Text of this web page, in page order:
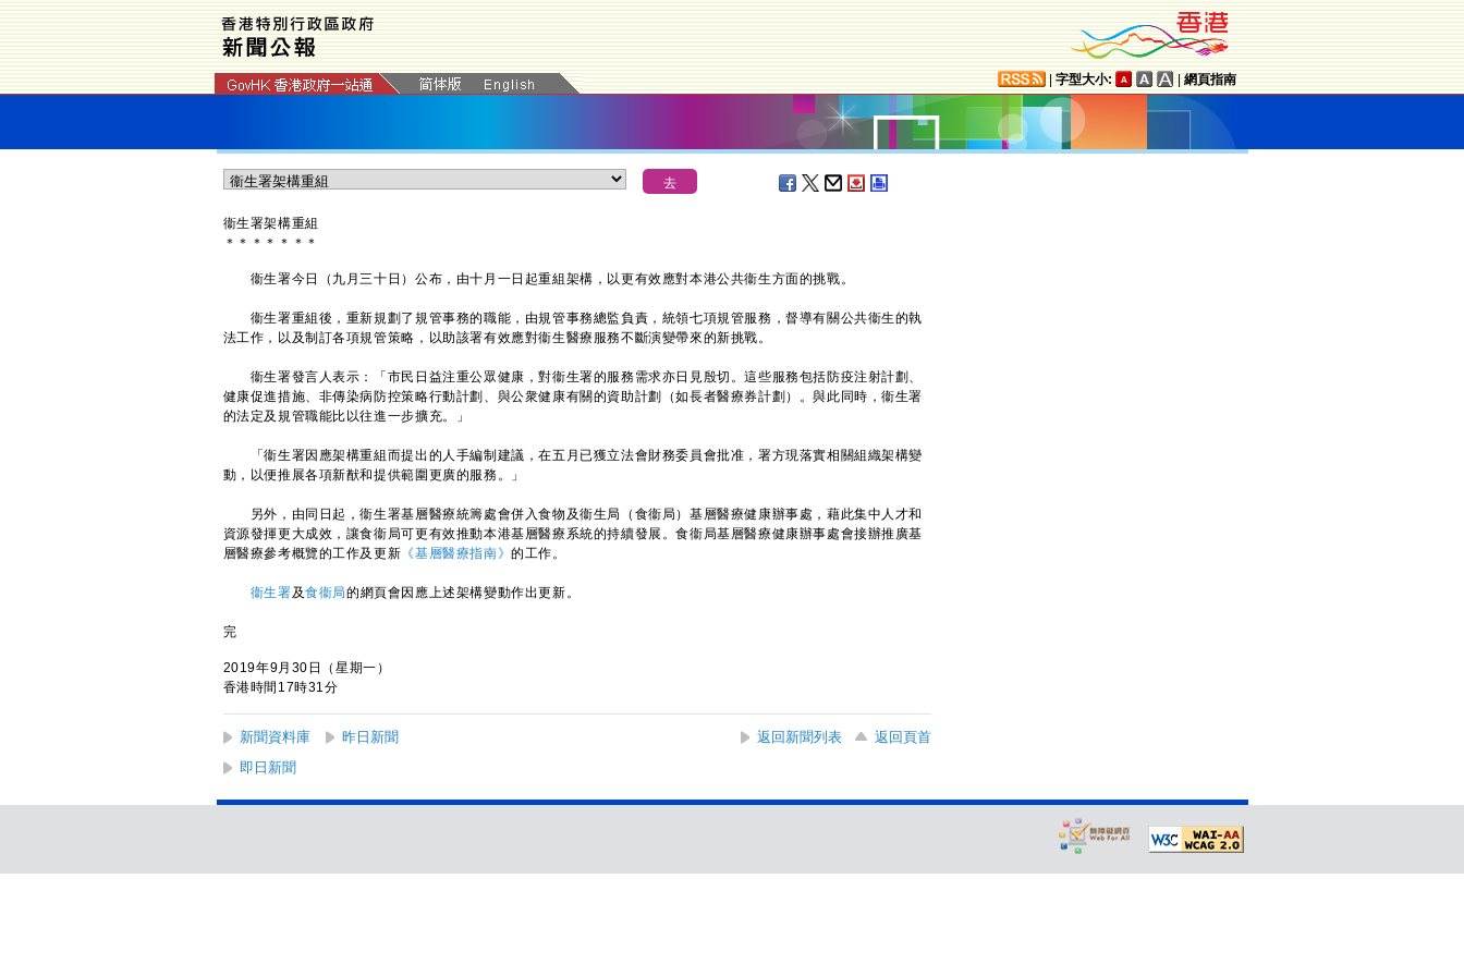
字型大小: 網頁指南
衞生署架構重組
＊ ＊ ＊ ＊ ＊ ＊ ＊
衞生署今日（九月三十日）公布，由十月一日起重組架構，以更有效應對本港公共衞生方面的挑戰。
衞生署重組後，重新規劃了規管事務的職能，由規管事務總監負責，統領七項規管服務，督導有關公共衞生的執
法工作，以及制訂各項規管策略，以助該署有效應對衞生醫療服務不斷演變帶來的新挑戰。
衞生署發言人表示：「市民日益注重公眾健康，對衞生署的服務需求亦日見殷切。這些服務包括防疫注射計劃、
健康促進措施、非傳染病防控策略行動計劃、與公衆健康有關的資助計劃（如長者醫療券計劃）。與此同時，衞生署
的法定及規管職能比以往進一步擴充。」
「衞生署因應架構重組而提出的人手編制建議，在五月已獲立法會財務委員會批准，署方現落實相關組織架構變
動，以便推展各項新猷和提供範圍更廣的服務。」
另外，由同日起，衞生署基層醫療統籌處會併入食物及衞生局（食衞局）基層醫療健康辦事處，藉此集中人才和
資源發揮更大成效，讓食衞局可更有效推動本港基層醫療系統的持續發展。食衞局基層醫療健康辦事處會接辦推廣基
層醫療參考概覽的工作及更新 《基層醫療指南》的工作。
衞生署及食衞局的網頁會因應上述架構變動作出更新。
完
2019年9月30日（星期一）
香港時間17時31分
新聞資料庫 昨日新聞 返回新聞列表
返回頁首
即日新聞